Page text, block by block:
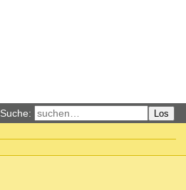
Suche: Los